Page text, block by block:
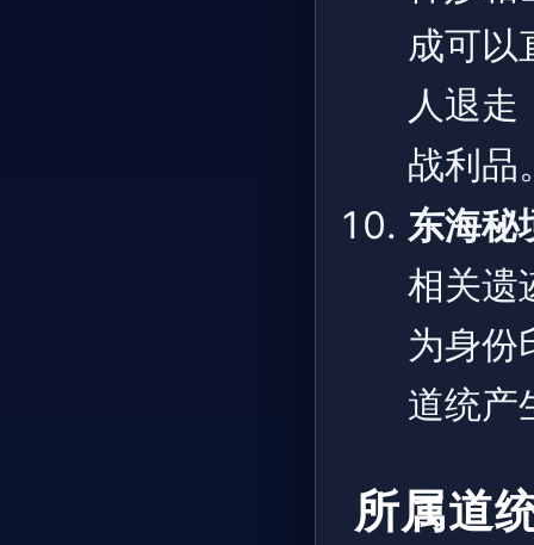
成可以
人退
战利品
东海秘
相关遗
为身份
道统产
所属道